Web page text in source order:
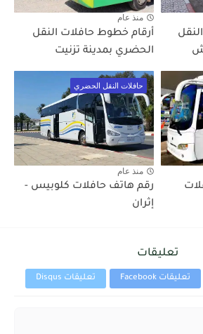
منذ عام
أرقام خطوط حافلات النقل
الحضري بمدينة تزنيت
حافلات النقل الحضري
منذ عام
رقم هاتف حافلات كلوبيس -
إثران
تعليقات
تعليقات Facebook تعليقات Disqus